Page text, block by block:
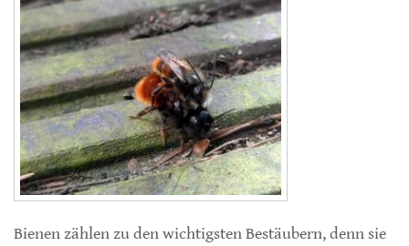
Bienen zählen zu den wichtigsten Bestäubern, denn sie